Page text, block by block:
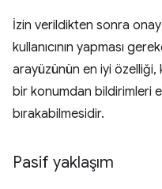
İzin verildikten sonra
kullanıcının yapması
arayüzünün en iyi özelliği,
bir konumdan bildirimleri
bırakabilmesidir.
Pasif yaklaşım